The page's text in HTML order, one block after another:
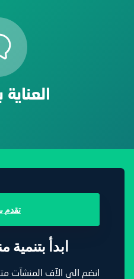
تقدم
!ابدأ
انضم الى الآف المنشآت